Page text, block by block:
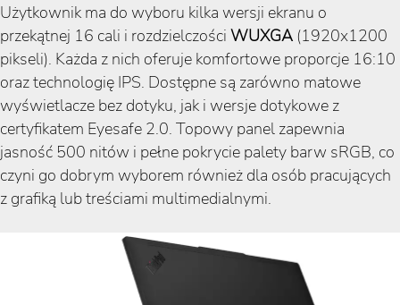
Użytkownik ma do wyboru kilka wersji ekranu o
przekątnej 16 cali i rozdzielczości WUXGA (1920x1200
pikseli). Każda z nich oferuje komfortowe proporcje 16:10
oraz technologię IPS. Dostępne są zarówno matowe
wyświetlacze bez dotyku, jak i wersje dotykowe z
certyfikatem Eyesafe 2.0. Topowy panel zapewnia
jasność 500 nitów i pełne pokrycie palety barw sRGB, co
czyni go dobrym wyborem również dla osób pracujących
z grafiką lub treściami multimedialnymi.